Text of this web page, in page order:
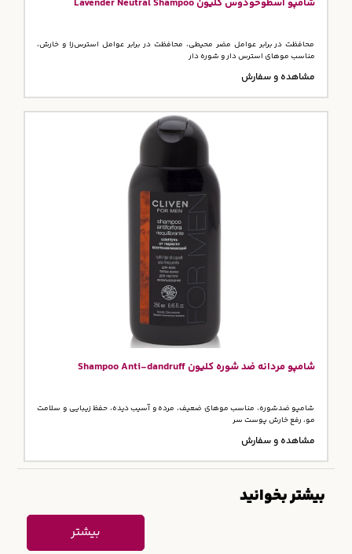
شامپو اسطوخودوس کلیون Lavender Neutral Shampoo
محافظت در برابر عوامل مضر محیطی، محافظت در برابر عوامل استرس‌زا و خارش،
مناسب موهای استرس دار و شوره دار
مشاهده و سفارش
شامپو مردانه ضد شوره کلیون Shampoo Anti-dandruff
شامپو ضدشوره، مناسب موهای ضعیف، مرده و آسیب دیده، حفظ زیبایی و سلامت
مو، رفع خارش پوست سر
مشاهده و سفارش
بیشتر بخوانید
بیشتر